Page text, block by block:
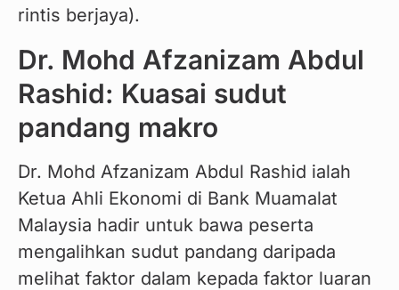
rintis berjaya).
Dr. Mohd Afzanizam Abdul
Rashid: Kuasai sudut
pandang makro
Dr. Mohd Afzanizam Abdul Rashid ialah
Ketua Ahli Ekonomi di Bank Muamalat
Malaysia hadir untuk bawa peserta
mengalihkan sudut pandang daripada
melihat faktor dalam kepada faktor luaran